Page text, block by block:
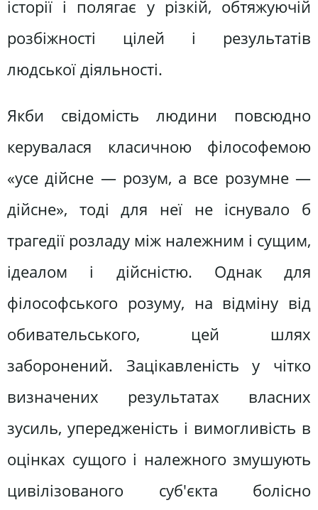
історії і полягає у різкій, обтяжуючій
розбіжності цілей і результатів
людської діяльності.
Якби свідомість людини повсюдно
керувалася класичною філософемою
«усе дійсне — розум, а все розумне —
дійсне», тоді для неї не існувало б
трагедії розладу між належним і сущим,
ідеалом і дійсністю. Однак для
філософського розуму, на відміну від
обивательського, цей шлях
заборонений. Зацікавленість у чітко
визначених результатах власних
зусиль, упередженість і вимогливість в
оцінках сущого і належного змушують
цивілізованого суб'єкта болісно